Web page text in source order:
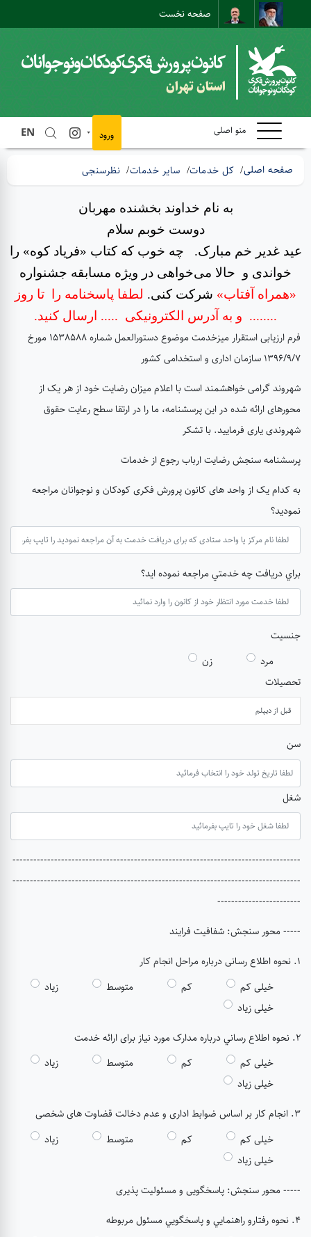
صفحه نخست
نقشه سایت
ارتباط مستقیم
استان تهران
منو اصلی EN ورود
صفحه اصلی کل خدمات سایر خدمات نظرسنجی
به نام خداوند بخشنده مهربان
دوست خوبم سلام
عید غدیر خم مبارک. چه خوب که کتاب «فریاد کوه» را
خواندی و حالا می‌خواهی در ویژه مسابقه جشنواره
«همراه آفتاب» شرکت کنی. لطفا پاسخنامه را تا روز
........ و به آدرس الکترونیکی ..... ارسال کنید.
فرم ارزیابی استقرار میزخدمت موضوع دستورالعمل شماره 1538588 مورخ
1396/9/7 سازمان اداری و استخدامی کشور
شهروند گرامی خواهشمند است با اعلام میزان رضایت خود از هر یک از
محورهای ارائه شده در این پرسشنامه، ما را در ارتقا سطح رعایت حقوق
شهروندی یاری فرمایید. با تشکر
پرسشنامه سنجش رضایت ارباب رجوع از خدمات
به کدام یک از واحد های کانون پرورش فکری کودکان و نوجوانان مراجعه
نمودید؟
براي دريافت چه خدمتي مراجعه نموده ايد؟
جنسیت
مرد
زن
تحصیلات
سن
شغل
-----------------------------------------------------------------------------------
-----------------------------------------------------------------------------------
------------------------
----- محور سنجش: شفافیت فرایند
1. نحوه اطلاع رسانی درباره مراحل انجام کار
خیلی کم
کم متوسط
زیاد
خیلی زیاد
2. نحوه اطلاع رساني درباره مدارک مورد نیاز برای ارائه خدمت
خیلی کم
کم متوسط
زیاد
خیلی زیاد
3. انجام کار بر اساس ضوابط اداری و عدم دخالت قضاوت های شخصی
خیلی کم
کم متوسط
زیاد
خیلی زیاد
----- محور سنجش: پاسخگویی و مسئولیت پذیری
4. نحوه رفتارو راهنمايي و پاسخگويي مسئول مربوطه